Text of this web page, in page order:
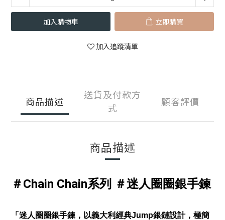
加入購物車 立即購買
加入追蹤清單
商品描述
送貨及付款方
式
顧客評價
商品描述
＃Chain Chain系列 ＃迷人圈圈銀手鍊
「迷人圈圈銀手鍊，以義大利經典Jump銀鏈設計，極簡